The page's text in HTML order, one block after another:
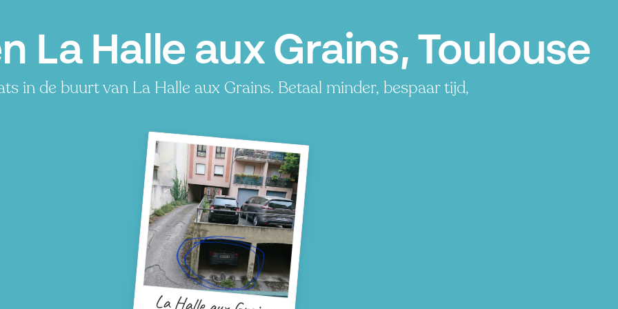
La Halle aux Grains, Toulouse
in de buurt van La Halle aux Grains. Betaal minder, bespaar tijd,